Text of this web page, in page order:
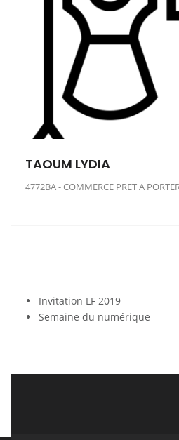
TAOUM LYDIA
4772BA - COMMERCE PRET A
Invitation LF 2019
Semaine du numérique